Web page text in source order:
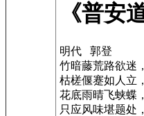
《普安
明代 郭登
竹暗藤荒路欲迷
枯槎偃蹇如人立
花底雨晴飞蛱蝶
只应风味堪题处